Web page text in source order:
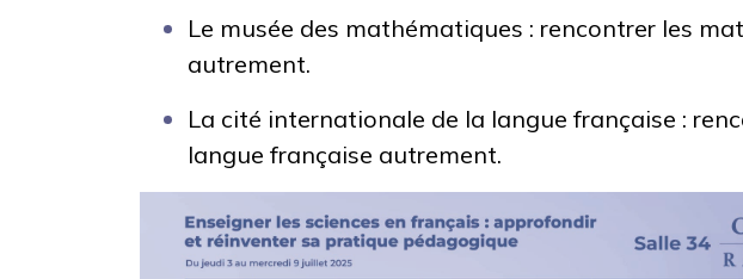
Le musée des mathématiques : rencontrer les
autrement.
La cité internationale de la langue française :
langue française autrement.